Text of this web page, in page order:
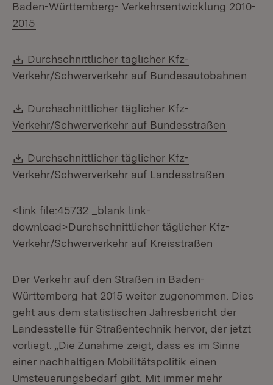
Baden-Württemberg- Verkehrsentwicklung 2010-
2015
Download:
Durchschnittlicher täglicher Kfz-
Verkehr/Schwerverkehr auf Bundesautobahnen
Download:
Durchschnittlicher täglicher Kfz-
Verkehr/Schwerverkehr auf Bundesstraßen
Download:
Durchschnittlicher täglicher Kfz-
Verkehr/Schwerverkehr auf Landesstraßen
<link file:45732 _blank link-
download>Durchschnittlicher täglicher Kfz-
Verkehr/Schwerverkehr auf Kreisstraßen
Der Verkehr auf den Straßen in Baden-
Württemberg hat 2015 weiter zugenommen. Dies
geht aus dem statistischen Jahresbericht der
Landesstelle für Straßentechnik hervor, der jetzt
vorliegt. „Die Zunahme zeigt, dass es im Sinne
einer nachhaltigen Mobilitätspolitik einen
Umsteuerungsbedarf gibt. Mit immer mehr